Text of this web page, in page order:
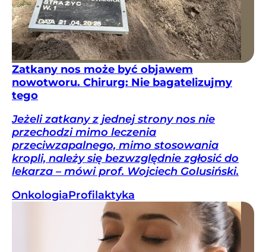
Zatkany nos może być objawem
nowotworu. Chirurg: Nie bagatelizujmy
tego
Jeżeli zatkany z jednej strony nos nie
przechodzi mimo leczenia
przeciwzapalnego, mimo stosowania
kropli, należy się bezwzględnie zgłosić do
lekarza – mówi prof. Wojciech Golusiński.
OnkologiaProfilaktyka